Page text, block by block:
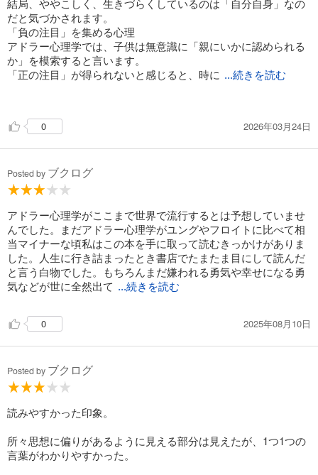
・子どもは両親が持っている価値観を
無視することができない。
全面服従して受け入れるか全面反抗する
・子どもは親が貼ったレッテルに
⑦叱ってはいけない、
褒めてもいけない
教育について
叱られたり褒められたりしないと
行動しなくなる
☆叱ると一時的には効果がある。
むしろ、相手は活力を奪われ、
→見方を変えるだけで世界はガラリと変わる。そして勇気づけ
をする
人生の問題→仕事、交友、愛に分類できる
＝対人関係
共同体感覚
信用ではなく信頼
楽観的であれ
結局、ややこしく、生きづらくしているのは「自分自身」なの
だと気づかされます。
「負の注目」を集める心理
アドラー心理学では、子供は無意識に「親にいかに認められる
か」を模索すると言います。
「正の注目」が得られないと感じると、時に ...続きを読む
を引こうとするのです。
50年来の友人を思い出します。
「変わりたい」と言いながらも、実際には不運な話や病気の話
を好んで選んでいるように見えたのです。
かつての私も、生きづらさを抱えていました。
でも、私は「シンプルな人生」が軽快でいいと思い、意識を変
える努力をして今の生き方を選びました。
一方で、ドラマチックで困難な人生ストーリーを無意識に必要
としている人もいます。
彼女が「癌になった」と告げてくれたとき、私はあえて距離を
はないと感じたからです。
最後に
「人生は、いつからでも変えられる」
この本を手に取って、もっと軽やかに笑い合える日が来たらい
いなと願っています。
0 2026年03月24日
Posted by ブクログ
アドラー心理学がここまで世界で流行するとは予想していませ
んでした。まだアドラー心理学がユングやフロイトに比べて相
当マイナーな頃私はこの本を手に取って読むきっかけがありま
した。人生に行き詰まったとき書店でたまたま目にして読んだ
と言う白物でした。もちろんまだ嫌われる勇気や幸せになる勇
気などが世に全然出て ...続きを読む
0 2025年08月10日
Posted by ブクログ
読みやすかった印象。
所々思想に偏りがあるように見える部分は見えたが、1つ1つの
言葉がわかりやすかった。